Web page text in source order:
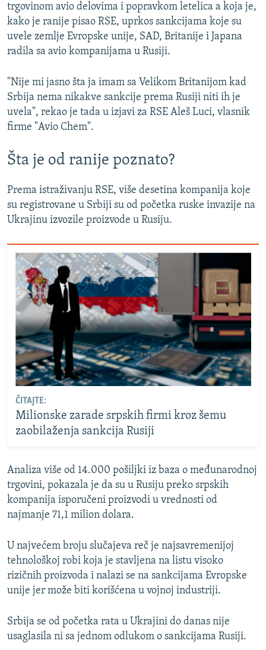
trgovinom avio delovima i popravkom letelica a koja je,
kako je ranije pisao RSE, uprkos sankcijama koje su
uvele zemlje Evropske unije, SAD, Britanije i Japana
radila sa avio kompanijama u Rusiji.
"Nije mi jasno šta ja imam sa Velikom Britanijom kad
Srbija nema nikakve sankcije prema Rusiji niti ih je
uvela", rekao je tada u izjavi za RSE Aleš Luci, vlasnik
firme "Avio Chem".
Šta je od ranije poznato?
Prema istraživanju RSE, više desetina kompanija koje
su registrovane u Srbiji su od početka ruske invazije na
Ukrajinu izvozile proizvode u Rusiju.
ČITAJTE:
Milionske zarade srpskih firmi kroz šemu
zaobilaženja sankcija Rusiji
Analiza više od 14.000 pošiljki iz baza o međunarodnoj
trgovini, pokazala je da su u Rusiju preko srpskih
kompanija isporučeni proizvodi u vrednosti od
najmanje 71,1 milion dolara.
U najvećem broju slučajeva reč je najsavremenijoj
tehnološkoj robi koja je stavljena na listu visoko
rizičnih proizvoda i nalazi se na sankcijama Evropske
unije jer može biti korišćena u vojnoj industriji.
Srbija se od početka rata u Ukrajini do danas nije
usaglasila ni sa jednom odlukom o sankcijama Rusiji.